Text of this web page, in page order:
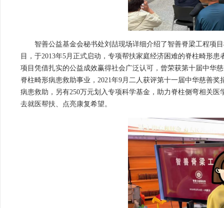
智善公益基金会秘书处刘喆现场详细介绍了智善脊梁工程项
目，于2013年5月正式启动，专项帮扶家庭经济困难的脊柱畸形
项目凭借扎实的公益成效赢得社会广泛认可，曾荣获第十届中华
脊柱畸形病患救助事业，2021年9月二人获评第十一届中华慈善
病患救助，另有250万元划入专项科学基金，助力脊柱侧弯相关
去就医帮扶、点亮康复希望。